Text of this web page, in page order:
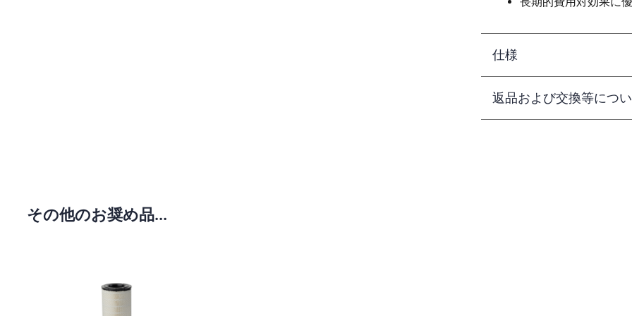
仕様
返品および交換等につ
その他のお奨め品...